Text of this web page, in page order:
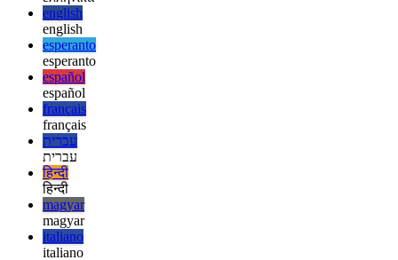
deutsch
ελληνικά
ελληνικά
english
english
esperanto
esperanto
español
español
français
français
עברית
עברית
हिन्दी
हिन्दी
magyar